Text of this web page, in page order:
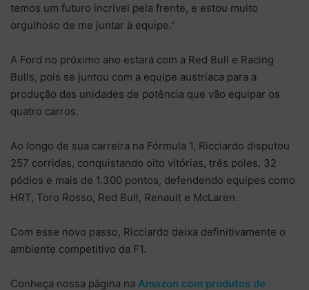
temos um futuro incrível pela frente, e estou muito
orgulhoso de me juntar à equipe.”
A Ford no próximo ano estará com a Red Bull e Racing
Bulls, pois se juntou com a equipe austríaca para a
produção das unidades de potência que vão equipar os
quatro carros.
Ao longo de sua carreira na Fórmula 1, Ricciardo disputou
257 corridas, conquistando oito vitórias, três poles, 32
pódios e mais de 1.300 pontos, defendendo equipes como
HRT, Toro Rosso, Red Bull, Renault e McLaren.
Com esse novo passo, Ricciardo deixa definitivamente o
ambiente competitivo da F1.
Conheça nossa página na Amazon com produtos de